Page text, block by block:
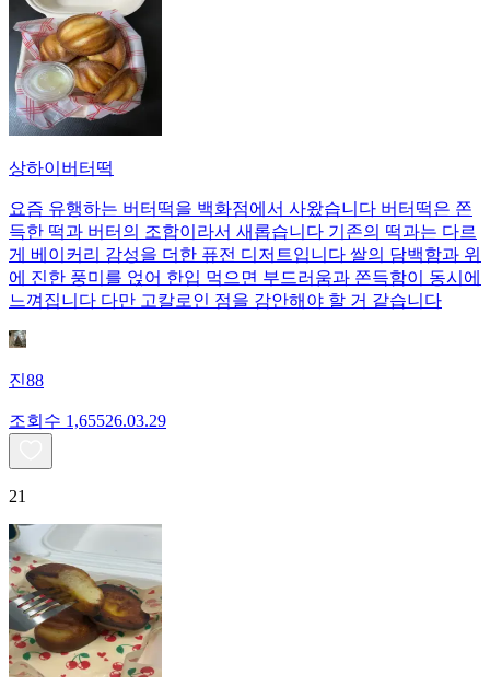
상하이버터떡
요즘 유행하는 버터떡을 백화점에서 사왔습니다 버터떡은 쫀
득한 떡과 버터의 조합이라서 새롭습니다 기존의 떡과는 다르
게 베이커리 감성을 더한 퓨전 디저트입니다 쌀의 담백함과 위
에 진한 풍미를 얹어 한입 먹으면 부드러움과 쫀득함이 동시에
느껴집니다 다만 고칼로인 점을 감안해야 할 거 같습니다
진88
조회수 1,65526.03.29
21